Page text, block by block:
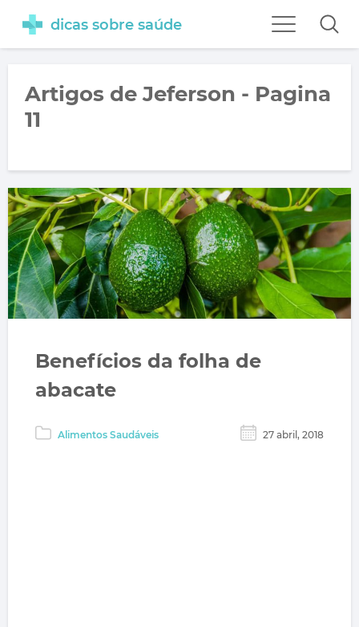
dicas sobre saúde
Artigos de Jeferson - Pagina
11
Benefícios da folha de
abacate
Alimentos Saudáveis 27 abril, 2018